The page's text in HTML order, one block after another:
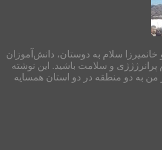
سلام به دوستان، دانش‌آموزان
پرانرژژژی و سلامت باشید. این نوشته
به دو منطقه در دو استان همسایه